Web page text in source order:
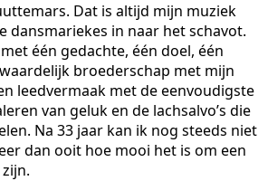
Dat is altijd mijn muziek
dansmariekes in naar het schavot.
één gedachte, één doel, één
broederschap met mijn
leedvermaak met de eenvoudigste
van geluk en de lachsalvo’s die
Na 33 jaar kan ik nog steeds niet
dan ooit hoe mooi het is om een